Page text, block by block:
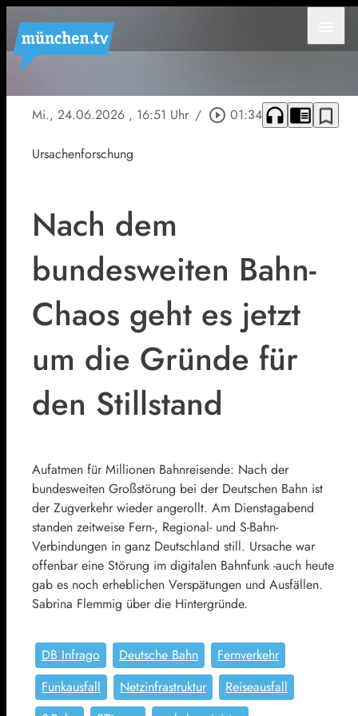
Mi., 24.06.2026 , 16:51 Uhr / play_circle_outline 01:34 headphones chrome_reader_mode bookmark_border
Ursachenforschung
Nach dem
bundesweiten Bahn-
Chaos geht es jetzt
um die Gründe für
den Stillstand
Aufatmen für Millionen Bahnreisende: Nach der
bundesweiten Großstörung bei der Deutschen Bahn ist
der Zugverkehr wieder angerollt. Am Dienstagabend
standen zeitweise Fern-, Regional- und S-Bahn-
Verbindungen in ganz Deutschland still. Ursache war
offenbar eine Störung im digitalen Bahnfunk -auch heute
gab es noch erheblichen Verspätungen und Ausfällen.
Sabrina Flemmig über die Hintergründe.
DB Infrago Deutsche Bahn
Fernverkehr
Funkausfall
Netzinfrastruktur
Reiseausfall